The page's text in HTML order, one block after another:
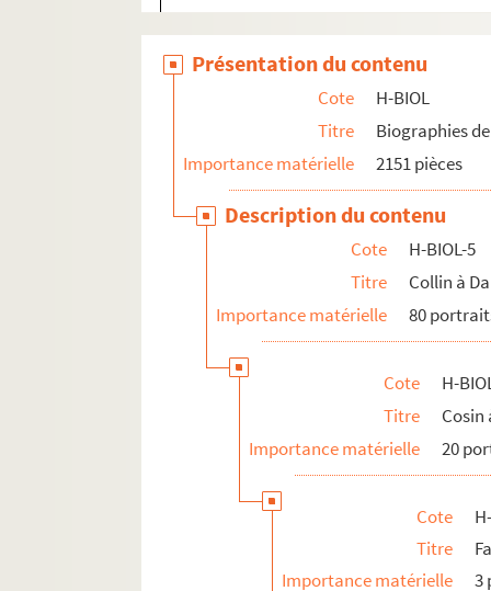
H-BIOL-22. Sacqueleu à Sylvius
H-BIOL-23. Taviel à Vanderhaegen
H-BIOL-24. Van de Weghe à Zimmerman
Présentation du contenu
Cote
H-BIOL
Titre
Biographies
Importance matérielle
2151 pièces
Description du contenu
Cote
H-BIOL-5
Titre
Collin à
Importance matérielle
80
Cote
H-
Titre
Cosin
Importance matérielle
20
Cote
Titre
Importance matérielle
3